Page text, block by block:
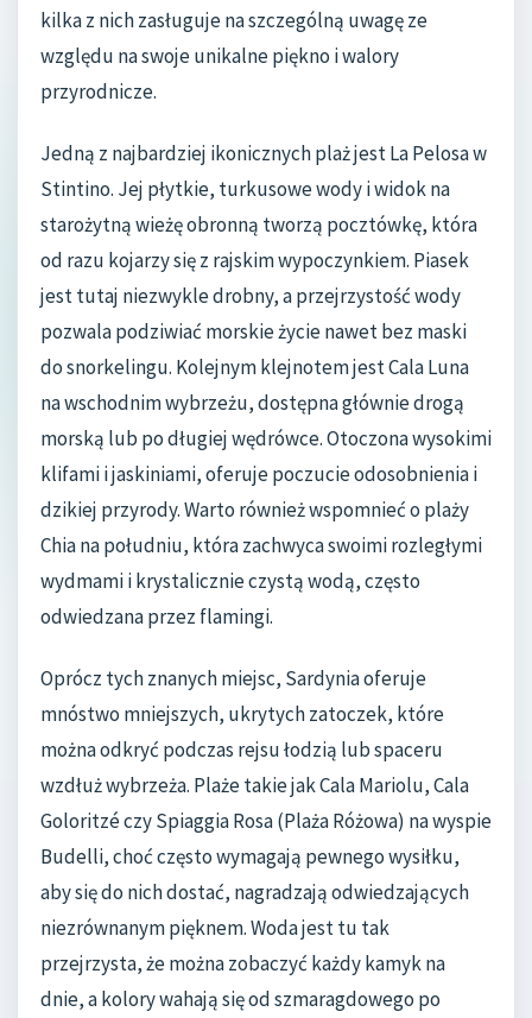
kilka z nich zasługuje na szczególną uwagę ze
względu na swoje unikalne piękno i walory
przyrodnicze.
Jedną z najbardziej ikonicznych plaż jest La Pelosa w
Stintino. Jej płytkie, turkusowe wody i widok na
starożytną wieżę obronną tworzą pocztówkę, która
od razu kojarzy się z rajskim wypoczynkiem. Piasek
jest tutaj niezwykle drobny, a przejrzystość wody
pozwala podziwiać morskie życie nawet bez maski
do snorkelingu. Kolejnym klejnotem jest Cala Luna
na wschodnim wybrzeżu, dostępna głównie drogą
morską lub po długiej wędrówce. Otoczona wysokimi
klifami i jaskiniami, oferuje poczucie odosobnienia i
dzikiej przyrody. Warto również wspomnieć o plaży
Chia na południu, która zachwyca swoimi rozległymi
wydmami i krystalicznie czystą wodą, często
odwiedzana przez flamingi.
Oprócz tych znanych miejsc, Sardynia oferuje
mnóstwo mniejszych, ukrytych zatoczek, które
można odkryć podczas rejsu łodzią lub spaceru
wzdłuż wybrzeża. Plaże takie jak Cala Mariolu, Cala
Goloritzé czy Spiaggia Rosa (Plaża Różowa) na wyspie
Budelli, choć często wymagają pewnego wysiłku,
aby się do nich dostać, nagradzają odwiedzających
niezrównanym pięknem. Woda jest tu tak
przejrzysta, że można zobaczyć każdy kamyk na
dnie, a kolory wahają się od szmaragdowego po